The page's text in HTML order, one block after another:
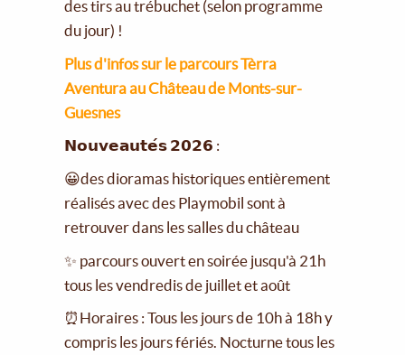
des tirs au trébuchet (selon programme
du jour) !
Plus d'infos sur le parcours Tèrra
Aventura au Château de Monts-sur-
Guesnes
𝗡𝗼𝘂𝘃𝗲𝗮𝘂𝘁𝗲́𝘀 𝟮𝟬𝟮𝟲 :
😀des dioramas historiques entièrement
réalisés avec des Playmobil sont à
retrouver dans les salles du château
✨ parcours ouvert en soirée jusqu'à 21h
tous les vendredis de juillet et août
⏰Horaires : Tous les jours de 10h à 18h y
compris les jours fériés. Nocturne tous les